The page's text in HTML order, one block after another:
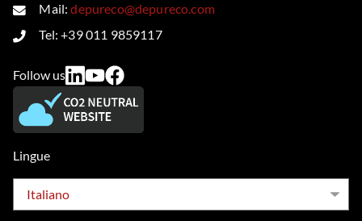
Mail:depureco@depureco.com
Tel: +39 011 9859117
Follow us
Lingue